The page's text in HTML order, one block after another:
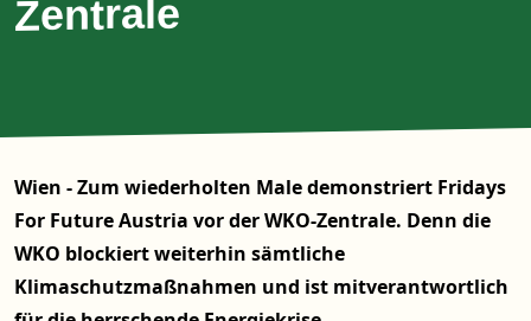
Zentrale
Wien - Zum wiederholten Male demonstriert Fridays
For Future Austria vor der WKO-Zentrale. Denn die
WKO blockiert weiterhin sämtliche
Klimaschutzmaßnahmen und ist mitverantwortlich